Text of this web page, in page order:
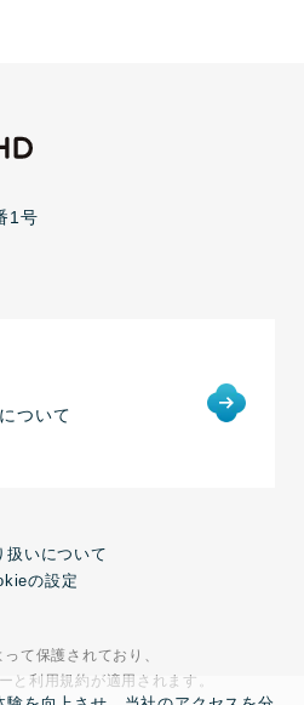
扱いについて
の設定
1号
ついて
て保護されており、
と利用規約が適用されます。